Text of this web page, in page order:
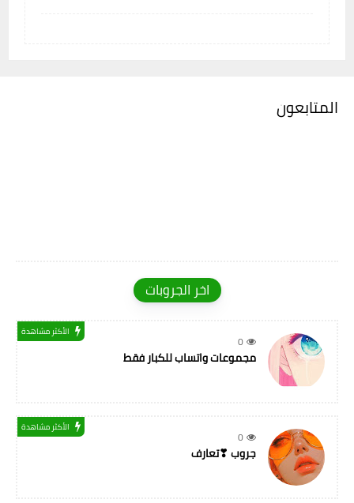
المتابعون
اخر الجروبات
0
الأكثر مشاهدة
مجموعات واتساب للكبار فقط
0
الأكثر مشاهدة
جروب ❣تعارف